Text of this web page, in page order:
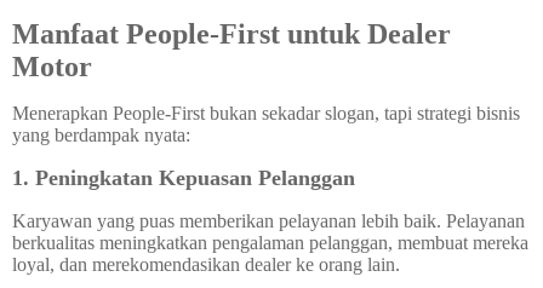
Manfaat People-First untuk Dealer
Motor
Menerapkan People-First bukan sekadar slogan, tapi strategi bisnis
yang berdampak nyata:
1. Peningkatan Kepuasan Pelanggan
Karyawan yang puas memberikan pelayanan lebih baik. Pelayanan
berkualitas meningkatkan pengalaman pelanggan, membuat mereka
loyal, dan merekomendasikan dealer ke orang lain.